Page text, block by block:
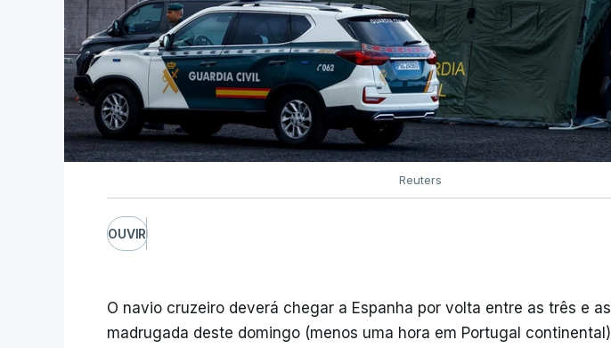
Reuters
OUVIR
O navio cruzeiro deverá chegar a Espanha por volta entre as três e
madrugada deste domingo (menos uma hora em Portugal